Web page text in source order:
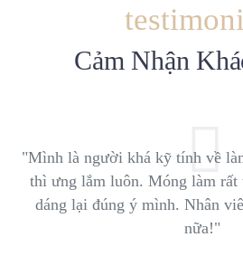
Cảm Nhận
"Mình là người khá kỹ tính về
thì ưng lắm luôn. Móng làm rất
dáng lại đúng ý mình. Nhân
nữa!"